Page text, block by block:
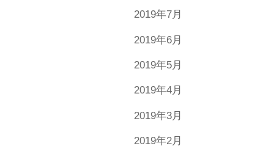
2019年7月
2019年6月
2019年5月
2019年4月
2019年3月
2019年2月